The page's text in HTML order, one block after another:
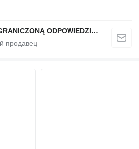
QINDITO SPÓŁKA Z OGRANICZONĄ ODPOWIEDZIALNOŚCIĄ